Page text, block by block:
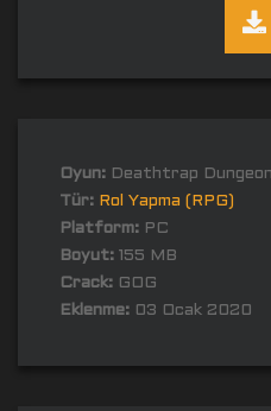
Oyun: Deathtrap Dungeon
Tür: Rol Yapma (RPG)
Platform: PC
Boyut: 155 MB
Crack: GOG
Eklenme: 03 Ocak 2020